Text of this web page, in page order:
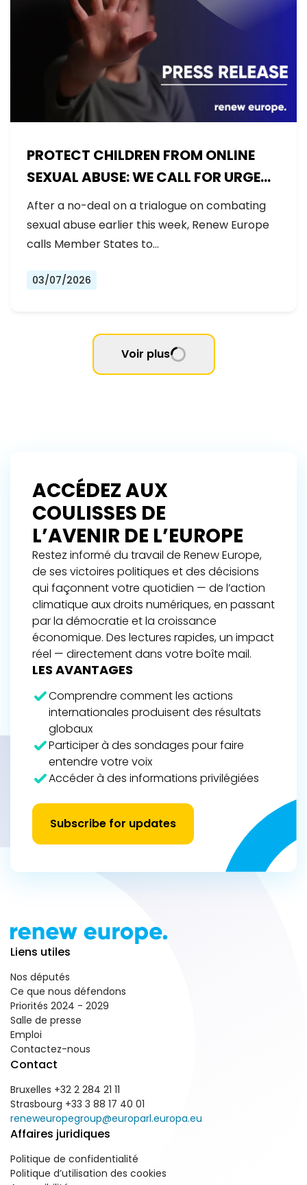
PROTECT CHILDREN FROM ONLINE
SEXUAL ABUSE: WE CALL FOR URGENT
NEGOTIATIONS AND PERMANENT
SOLUTION
After a no-deal on a trialogue on combating
sexual abuse earlier this week, Renew Europe
calls Member States to…
03/07/2026
Voir plus
ACCÉDEZ AUX
COULISSES DE
L’AVENIR DE L’EUROPE
Restez informé du travail de Renew Europe,
de ses victoires politiques et des décisions
qui façonnent votre quotidien — de l’action
climatique aux droits numériques, en passant
par la démocratie et la croissance
économique. Des lectures rapides, un impact
réel — directement dans votre boîte mail.
LES AVANTAGES
Comprendre comment les actions
internationales produisent des résultats
globaux
Participer à des sondages pour faire
entendre votre voix
Accéder à des informations privilégiées
Subscribe for updates
Liens utiles
Nos députés
Ce que nous défendons
Priorités 2024 - 2029
Salle de presse
Emploi
Contactez-nous
Contact
Bruxelles +32 2 284 21 11
Strasbourg +33 3 88 17 40 01
reneweuropegroup@europarl.europa.eu
Affaires juridiques
Politique de confidentialité
Politique d’utilisation des cookies